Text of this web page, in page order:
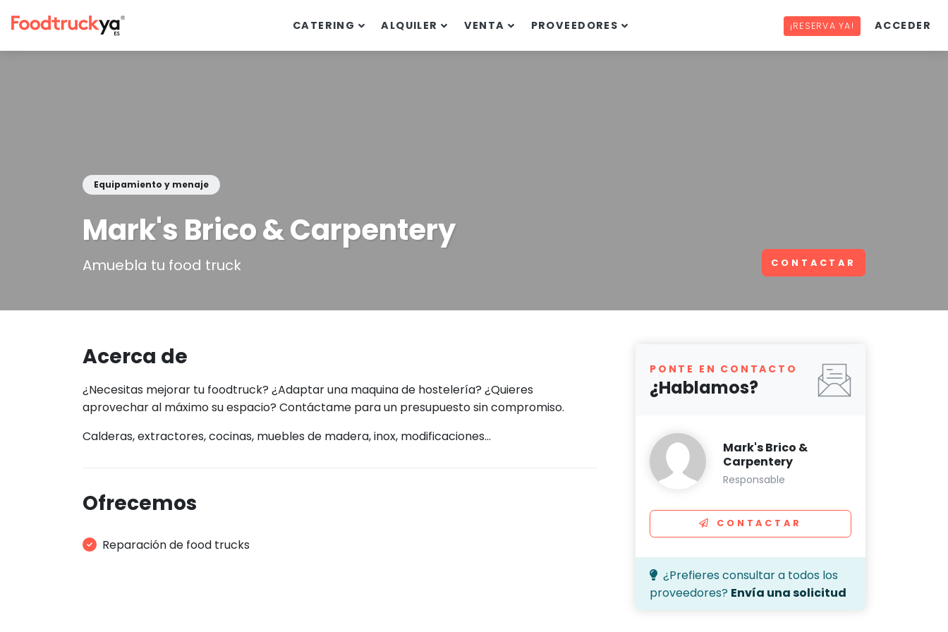
CATERING ALQUILER VENTA PROVEEDORES ¡RESERVA YA! ACCEDER
Equipamiento y menaje
Mark's Brico & Carpentery
Amuebla tu food truck CONTACTAR
Acerca de
¿Necesitas mejorar tu foodtruck? ¿Adaptar una maquina de hostelería? ¿Quieres
aprovechar al máximo su espacio? Contáctame para un presupuesto sin compromiso.
Calderas, extractores, cocinas, muebles de madera, inox, modificaciones...
Ofrecemos
Reparación de food trucks
PONTE EN CONTACTO
¿Hablamos?
Mark's Brico &
Carpentery
Responsable
CONTACTAR
¿Prefieres consultar a todos los
proveedores? Envía una solicitud